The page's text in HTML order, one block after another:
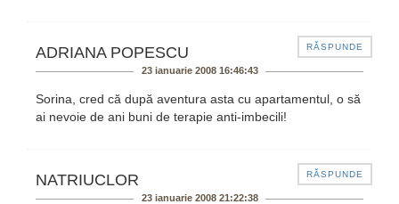
RĂSPUNDE
ADRIANA POPESCU
23 ianuarie 2008 16:46:43
Sorina, cred că după aventura asta cu apartamentul, o să
ai nevoie de ani buni de terapie anti-imbecili!
RĂSPUNDE
NATRIUCLOR
23 ianuarie 2008 21:22:38